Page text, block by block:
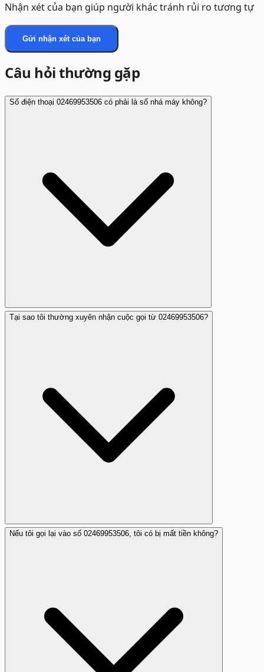
Nhận xét của bạn giúp người khác tránh rủi ro tương tự
Gửi nhận xét của bạn
Câu hỏi thường gặp
Số điện thoại 02469953506 có phải là số nhá máy không?
Đúng, số 02469953506 được nhiều người dùng phản ánh
Tại sao tôi thường xuyên nhận cuộc gọi từ 02469953506?
Số này thực hiện nhiều cuộc gọi nhá máy, có khả năng
Nếu tôi gọi lại vào số 02469953506, tôi có bị mất tiền không?